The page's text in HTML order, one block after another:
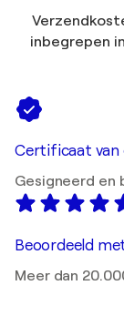
inbegrepen
Certificaat van
Gesigneerd en
Beoordeeld
Meer dan